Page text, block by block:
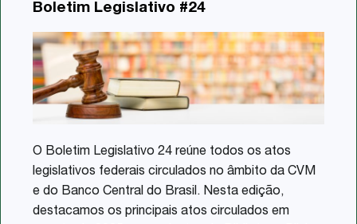
Boletim Legislativo #24
O Boletim Legislativo 24 reúne todos os atos
legislativos federais circulados no âmbito da CVM
e do Banco Central do Brasil. Nesta edição,
destacamos os principais atos circulados em